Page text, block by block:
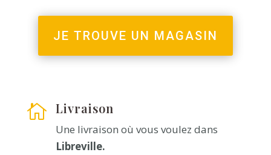
JE TROUVE UN MAGASIN
 Livraison
Une livraison où vous voulez dans
Libreville.